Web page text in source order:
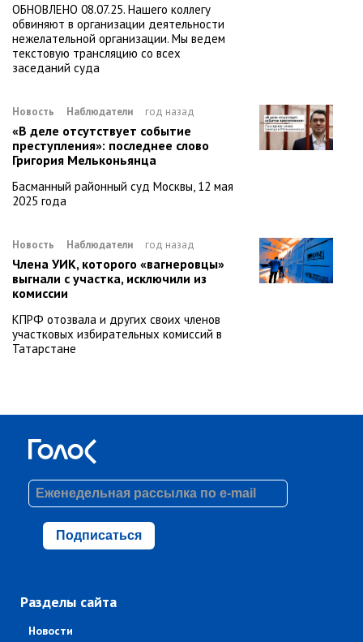
ОБНОВЛЕНО 08.07.25. Нашего коллегу
обвиняют в организации деятельности
нежелательной организации. Мы ведем
текстовую трансляцию со всех
заседаний суда
Новость Наблюдатели год назад
«В деле отсутствует событие
преступления»: последнее слово
Григория Мельконьянца
Басманный районный суд Москвы, 12 мая
2025 года
Новость Наблюдатели год назад
Члена УИК, которого «вагнеровцы»
выгнали с участка, исключили из
комиссии
КПРФ отозвала и других своих членов
участковых избирательных комиссий в
Татарстане
Подписаться
Разделы сайта
Новости